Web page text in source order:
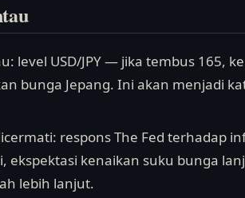
level USD/JPY — jika tembus 165,
bunga Jepang. Ini akan menjadi
respons The Fed terhadap
ekspektasi kenaikan suku bunga
lebih lanjut.